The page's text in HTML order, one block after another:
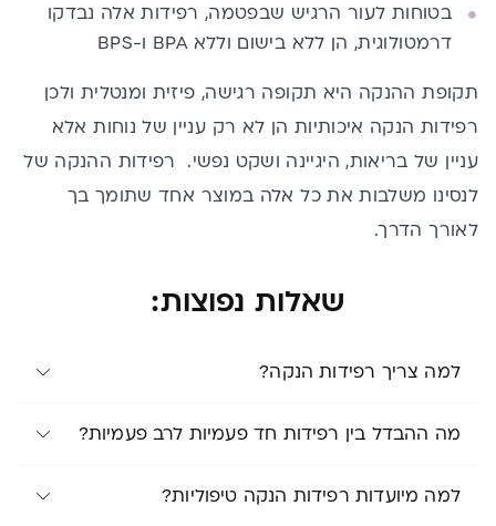
בטוחות לעור הרגיש שבפטמה, רפידות אלה נבדקו
דרמטולוגית, הן ללא בישום וללא BPA ו-BPS
תקופת ההנקה היא תקופה רגישה, פיזית ומנטלית ולכן
רפידות הנקה איכותיות הן לא רק עניין של נוחות אלא
עניין של בריאות, היגיינה ושקט נפשי. רפידות ההנקה של
לנסינו משלבות את כל אלה במוצר אחד שתומך בך
לאורך הדרך.
שאלות נפוצות:
למה צריך רפידות הנקה?
מה ההבדל בין רפידות חד פעמיות לרב פעמיות?
למה מיועדות רפידות הנקה טיפוליות?